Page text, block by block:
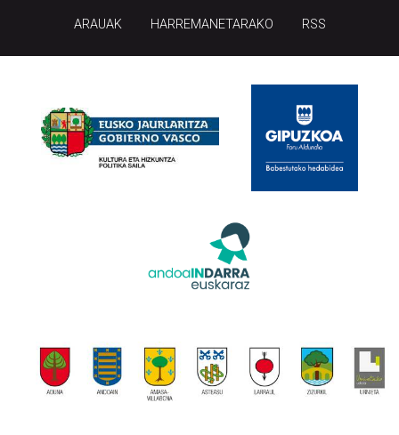
ARAUAK HARREMANETARAKO RSS